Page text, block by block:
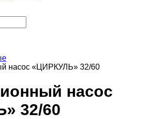
насос «ЦИРКУЛЬ» 32/60
насос
32/60